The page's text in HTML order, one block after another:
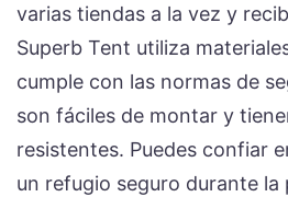
varias tiendas a la vez y
Superb Tent utiliza
cumple con las normas de
son fáciles de montar y
resistentes. Puedes confiar
un refugio seguro durante la